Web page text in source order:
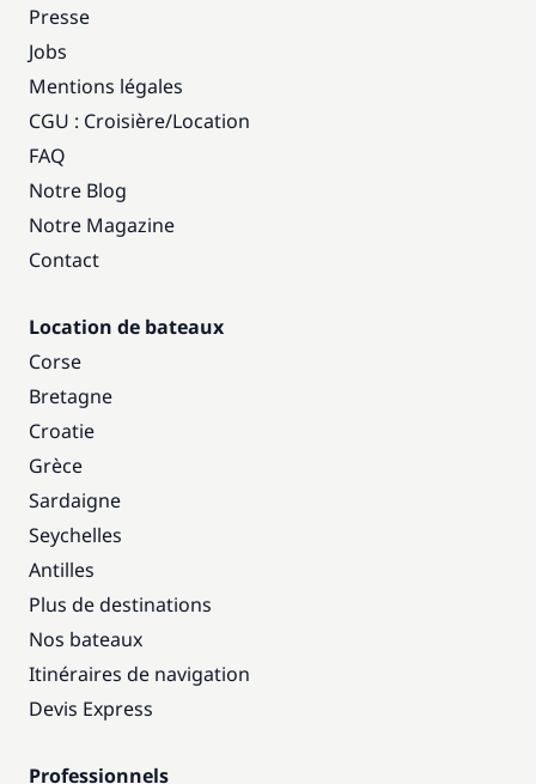
Presse
Jobs
Mentions légales
CGU : Croisière/Location
FAQ
Notre Blog
Notre Magazine
Contact
Location de bateaux
Corse
Bretagne
Croatie
Grèce
Sardaigne
Seychelles
Antilles
Plus de destinations
Nos bateaux
Itinéraires de navigation
Devis Express
Professionnels